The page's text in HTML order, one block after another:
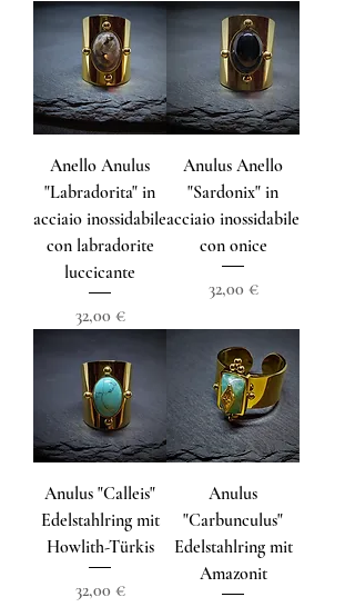
Anello Anulus
"Labradorita" in
acciaio inossidabile
con labradorite
luccicante
Prezzo
32,00 €
Anulus Anello
"Sardonix" in
acciaio inossidabile
con onice
Prezzo
32,00 €
Anulus "Calleis"
Edelstahlring mit
Howlith-Türkis
Prezzo
32,00 €
Anulus
"Carbunculus"
Edelstahlring mit
Amazonit